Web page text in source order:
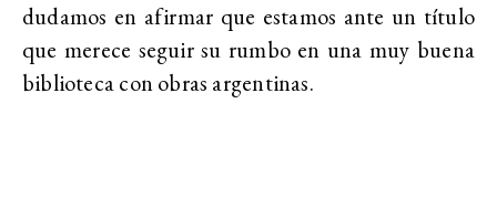
dudamos en afirmar que estamos ante un título
que merece seguir su rumbo en una muy buena
biblioteca con obras argentinas.